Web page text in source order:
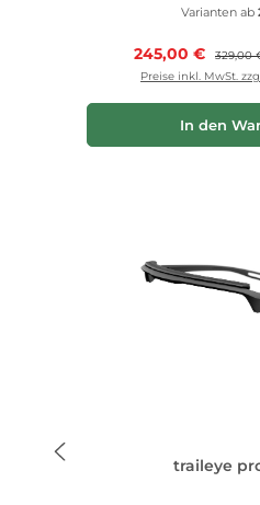
Varianten ab
Verkaufspreis:
245,00 € 329,00
Preise inkl. MwSt.
In den
traileye